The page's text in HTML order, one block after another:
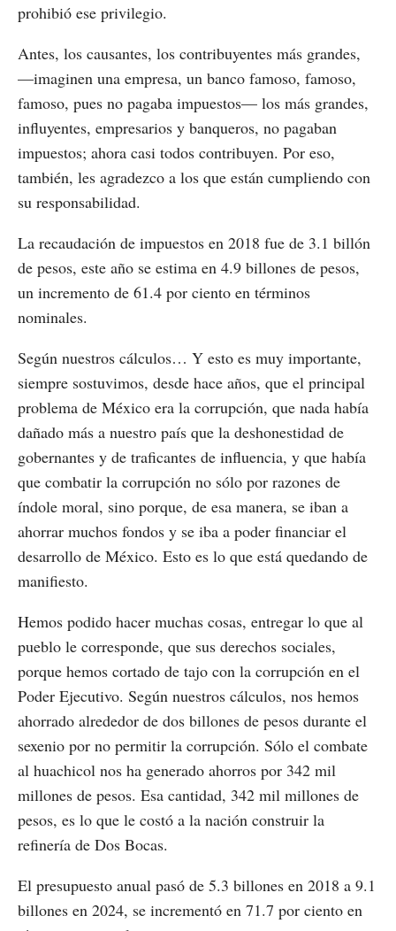
prohibió ese privilegio.
Antes, los causantes, los contribuyentes más grandes,
—imaginen una empresa, un banco famoso, famoso,
famoso, pues no pagaba impuestos— los más grandes,
influyentes, empresarios y banqueros, no pagaban
impuestos; ahora casi todos contribuyen. Por eso,
también, les agradezco a los que están cumpliendo con
su responsabilidad.
La recaudación de impuestos en 2018 fue de 3.1 billón
de pesos, este año se estima en 4.9 billones de pesos,
un incremento de 61.4 por ciento en términos
nominales.
Según nuestros cálculos… Y esto es muy importante,
siempre sostuvimos, desde hace años, que el principal
problema de México era la corrupción, que nada había
dañado más a nuestro país que la deshonestidad de
gobernantes y de traficantes de influencia, y que había
que combatir la corrupción no sólo por razones de
índole moral, sino porque, de esa manera, se iban a
ahorrar muchos fondos y se iba a poder financiar el
desarrollo de México. Esto es lo que está quedando de
manifiesto.
Hemos podido hacer muchas cosas, entregar lo que al
pueblo le corresponde, que sus derechos sociales,
porque hemos cortado de tajo con la corrupción en el
Poder Ejecutivo. Según nuestros cálculos, nos hemos
ahorrado alrededor de dos billones de pesos durante el
sexenio por no permitir la corrupción. Sólo el combate
al huachicol nos ha generado ahorros por 342 mil
millones de pesos. Esa cantidad, 342 mil millones de
pesos, es lo que le costó a la nación construir la
refinería de Dos Bocas.
El presupuesto anual pasó de 5.3 billones en 2018 a 9.1
billones en 2024, se incrementó en 71.7 por ciento en